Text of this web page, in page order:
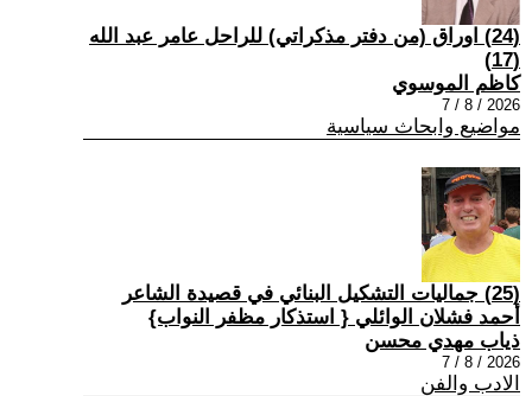
(24) اوراق (من دفتر مذكراتي) للراحل عامر عبد الله
(17)
كاظم الموسوي
2026 / 8 / 7
مواضيع وابحاث سياسية
(25) جماليات التشكيل البنائي في قصيدة الشاعر
أحمد فشلان الوائلي { استذكار مظفر النواب}
ذياب مهدي محسن
2026 / 8 / 7
الادب والفن